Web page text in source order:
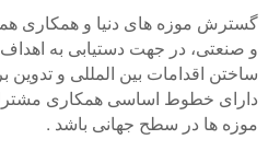
گسترش موزه های دنیا و همكاری
و صنعتی، در جهت دستیابی به
ساختن اقدامات بین المللی و تدوین
دارای خطوط اساسی همكاری
موزه ها در سطح جهانی باشد .